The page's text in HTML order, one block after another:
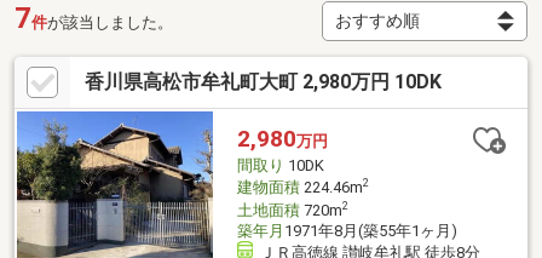
7件が該当しました。
香川県高松市牟礼町大町 2,980万円 10DK
2,980万円
間取り 10DK
建物面積224.46m2
土地面積720m2
築年月 1971年8月(築55年1ヶ月)
ＪＲ高徳線 讃岐牟礼駅 徒歩8分